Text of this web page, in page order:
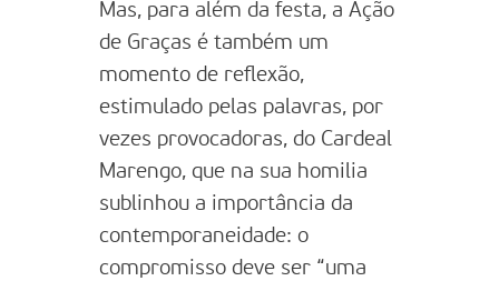
Mas, para além da festa, a Ação
de Graças é também um
momento de reflexão,
estimulado pelas palavras, por
vezes provocadoras, do Cardeal
Marengo, que na sua homilia
sublinhou a importância da
contemporaneidade: o
compromisso deve ser “uma